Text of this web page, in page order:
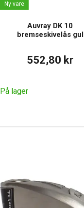
Ny vare
Auvray DK 10
bremseskivelås gul
552,80 kr
På lager